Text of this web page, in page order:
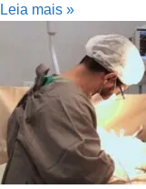
Leia mais »